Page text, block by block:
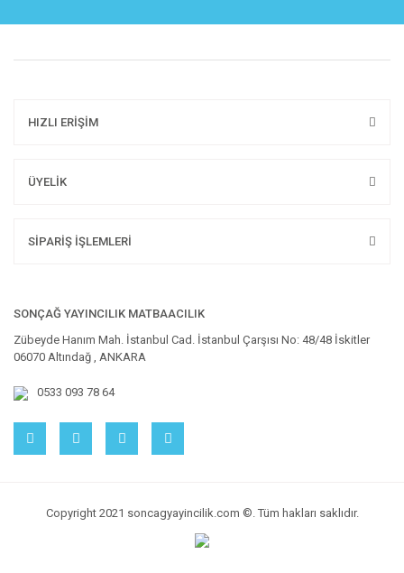
HIZLI ERİŞİM
ÜYELİK
SİPARİŞ İŞLEMLERİ
SONÇAĞ YAYINCILIK MATBAACILIK
Zübeyde Hanım Mah. İstanbul Cad. İstanbul Çarşısı No: 48/48 İskitler
06070 Altındağ , ANKARA
0533 093 78 64
Copyright 2021 soncagyayincilik.com ©. Tüm hakları saklıdır.